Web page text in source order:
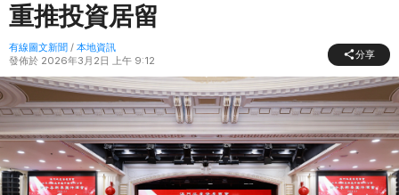
重推投資居留
有線圖文新聞 / 本地資訊
發佈於 2026年3月2日 上午 9:12
分享